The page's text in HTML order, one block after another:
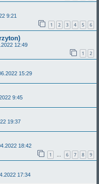
9:21
1 2 3 4 5 6
12:49
1 2
15:29
9:45
19:37
18:42
1 … 6 7 8 9
17:34